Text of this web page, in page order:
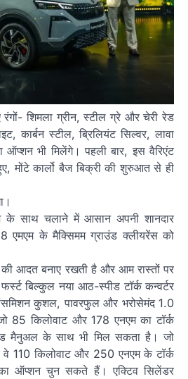
शिमला ग्रीन, स्टील ग्रे और चेरी रेड
कार्बन स्टील, ब्रिलियंट सिल्वर, लावा
भी मिलेंगे। पहली बार, इस वैरिएंट
मोंटे कार्लो बैज बिक्री की शुरुआत से ही
साथ चलाने में आसान अपनी शानदार
एमएम के मैक्सिमम ग्राउंड क्लीयरेंस को
आदत बनाए रखती है और आम रास्तों पर
बिल्कुल नया आठ-स्पीड टॉर्क कन्वर्टर
कुशल, पावरफुल और भरोसेमंद 1.0
85 किलोवाट और 178 एनएम का टॉर्क
मैनुअल के साथ भी मिल सकता है। जो
वे 110 किलोवाट और 250 एनएम के टॉर्क
ऑप्शन चुन सकते हैं। एक्टिव सिलेंडर